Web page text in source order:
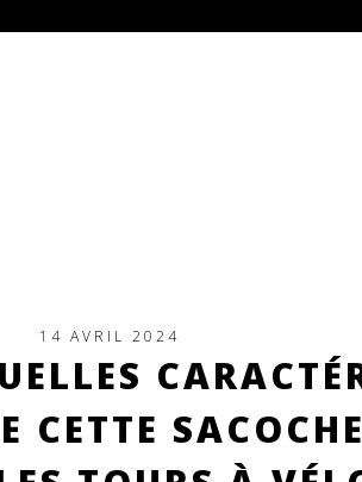
14 AVRIL 2024
CETTE